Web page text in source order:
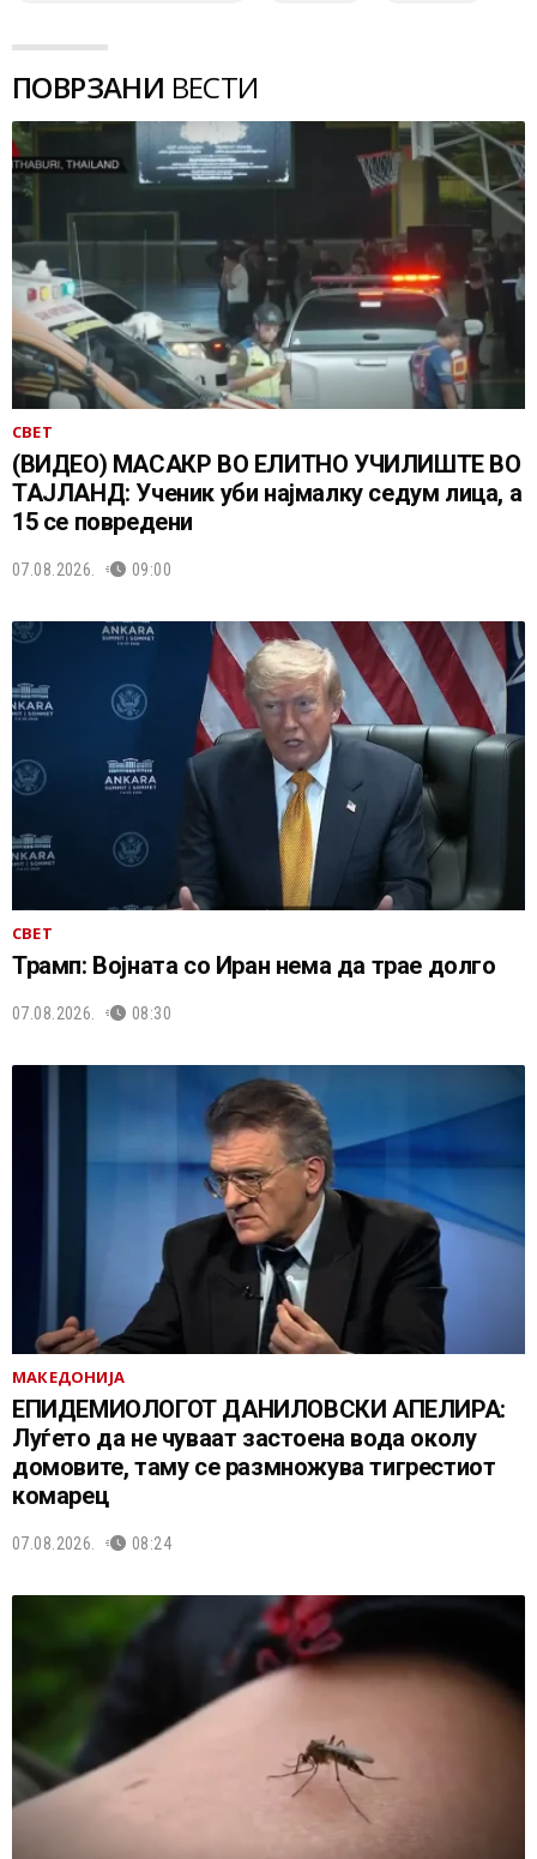
ПОВРЗАНИ ВЕСТИ
СВЕТ
(ВИДЕО) МАСАКР ВО ЕЛИТНО УЧИЛИШТЕ ВО
ТАЈЛАНД: Ученик уби најмалку седум лица, а
15 се повредени
07.08.2026. 09:00
СВЕТ
Трамп: Војната со Иран нема да трае долго
07.08.2026. 08:30
МАКЕДОНИЈА
EПИДЕМИОЛОГОТ ДАНИЛОВСКИ АПЕЛИРА:
Луѓето да не чуваат застоена вода околу
домовите, таму се размножува тигрестиот
комарец
07.08.2026. 08:24